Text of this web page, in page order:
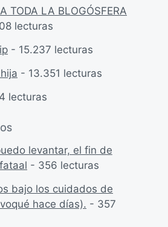
TODA LA BLOGÓSFERA
lecturas
- 15.237 lecturas
- 13.351 lecturas
lecturas
levantar, el fin de
- 356 lecturas
bajo los cuidados de
hace días). - 357